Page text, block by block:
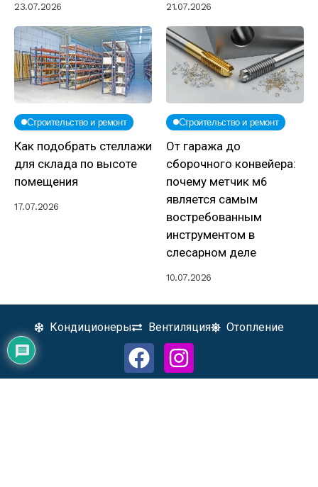
23.07.2026 21.07.2026
Строительство и ремонт
Как подобрать стеллажи
для склада по высоте
помещения
17.07.2026
Строительство и ремонт
От гаража до
сборочного конвейера:
почему метчик м6
является самым
востребованным
инструментом в
слесарном деле
10.07.2026
Кондиционеры Вентиляция Отопление